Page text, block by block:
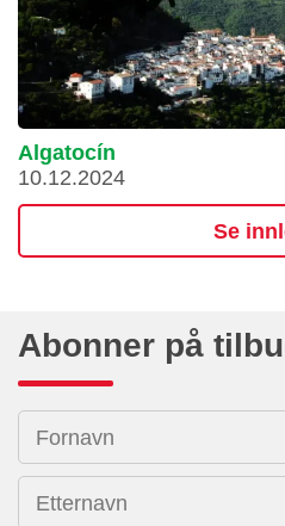
Algatocín
10.12.2024
Se
Abonner på
Fornavn
Etternavn